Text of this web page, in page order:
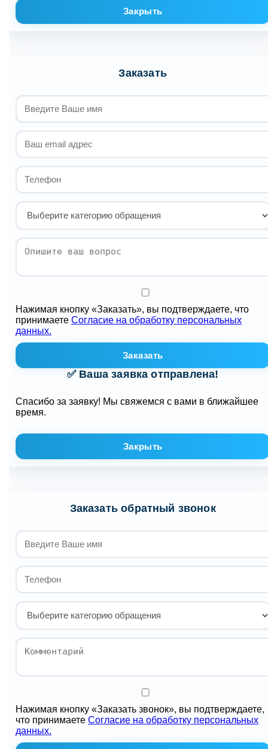
Закрыть
Заказать
Нажимая кнопку «Заказать», вы подтверждаете, что
принимаетеСогласие на обработку персональных
данных.
Заказать
✅ Ваша заявка отправлена!
Спасибо за заявку! Мы свяжемся с вами в ближайшее
время.
Закрыть
Заказать обратный звонок
Нажимая кнопку «Заказать звонок», вы подтверждаете,
что принимаетеСогласие на обработку персональных
данных.